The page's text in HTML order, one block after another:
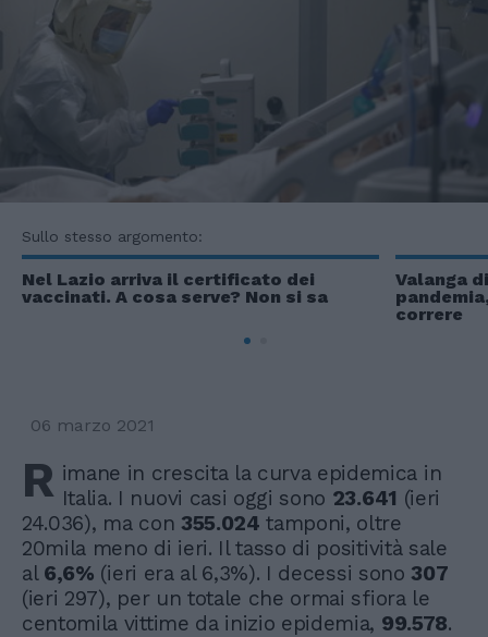
Sullo stesso argomento:
Nel Lazio arriva il certificato dei
vaccinati. A cosa serve? Non si sa
Valanga
correre
06 marzo 2021
R imane in crescita la curva epidemica in
Italia. I nuovi casi oggi sono 23.641 (ieri
24.036), ma con 355.024 tamponi, oltre
20mila meno di ieri. Il tasso di positività sale
al 6,6% (ieri era al 6,3%). I decessi sono307
(ieri 297), per un totale che ormai sfiora le
centomila vittime da inizio epidemia, 99.578.